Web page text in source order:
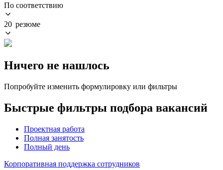
По соответствию
20 резюме
Ничего не нашлось
Попробуйте изменить формулировку или фильтры
Быстрые фильтры подбора вакансий
Проектная работа
Полная занятость
Полный день
Корпоративная поддержка сотрудников